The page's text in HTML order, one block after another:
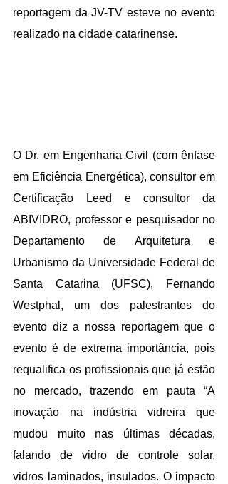
reportagem da JV-TV esteve no evento
realizado na cidade catarinense.
O Dr. em Engenharia Civil (com ênfase
em Eficiência Energética), consultor em
Certificação Leed e consultor da
ABIVIDRO, professor e pesquisador no
Departamento de Arquitetura e
Urbanismo da Universidade Federal de
Santa Catarina (UFSC), Fernando
Westphal, um dos palestrantes do
evento diz a nossa reportagem que o
evento é de extrema importância, pois
requalifica os profissionais que já estão
no mercado, trazendo em pauta “A
inovação na indústria vidreira que
mudou muito nas últimas décadas,
falando de vidro de controle solar,
vidros laminados, insulados. O impacto